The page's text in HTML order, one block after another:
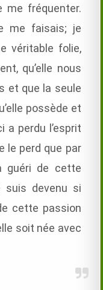
me fréquenter.
me faisais; je
véritable folie,
qu’elle nous
et que la seule
possède et
perdu l’esprit
le perd que par
guéri de cette
suis devenu si
cette passion
soit née avec